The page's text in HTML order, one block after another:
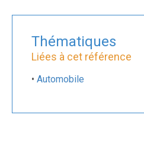
Thématiques
Liées à cet référence
• Automobile